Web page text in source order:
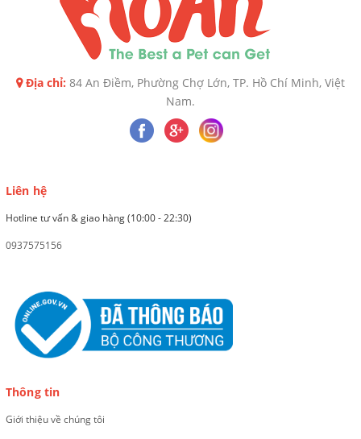
Địa chỉ: 84 An Điềm, Phường Chợ Lớn, TP. Hồ Chí Minh, Việt
Nam.
Liên hệ
Hotline tư vấn & giao hàng (10:00 - 22:30)
0937575156
Thông tin
Giới thiệu về chúng tôi